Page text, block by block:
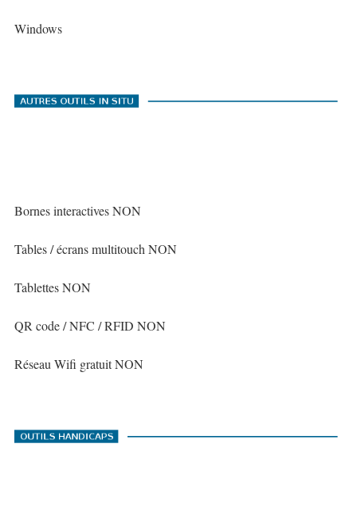
Windows
Bornes interactives NON
Tables / écrans multitouch NON
Tablettes NON
QR code / NFC / RFID NON
Réseau Wifi gratuit NON